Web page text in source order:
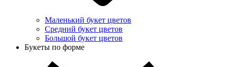
Маленький букет цветов
Средний букет цветов
Большой букет цветов
Букеты по форме